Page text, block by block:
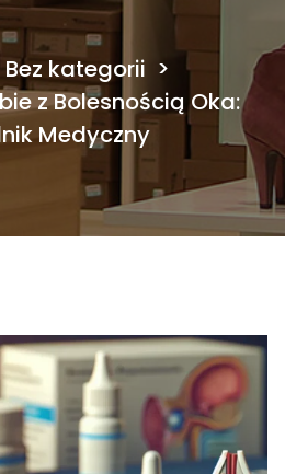
Bez kategorii >
z Bolesnością Oka:
Medyczny